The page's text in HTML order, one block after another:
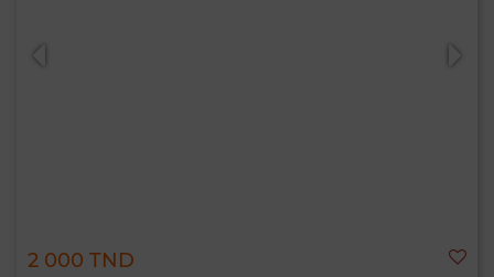
2 000 TND